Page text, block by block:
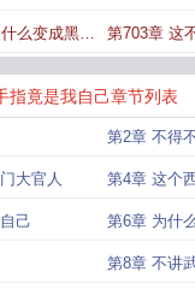
么变成黑美 第703章 这
指竟是我自己章节列表
第2章 不得
大官人 第4章 这个
过分谨慎
己 第6章 为什
第8章 不讲